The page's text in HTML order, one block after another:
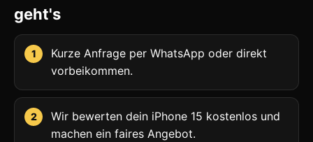
geht's
Kurze Anfrage per WhatsApp oder direkt
vorbeikommen.
Wir bewerten dein iPhone 15 kostenlos und
machen ein faires Angebot.